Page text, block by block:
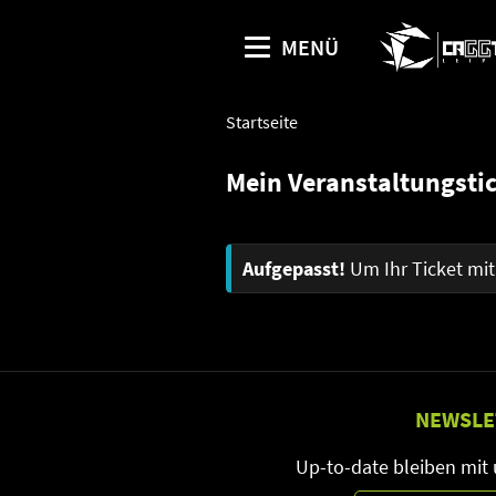
MENÜ
Startseite
Mein
Aufgepasst! Um Ihr Ticket
Up-to-date bleiben mit